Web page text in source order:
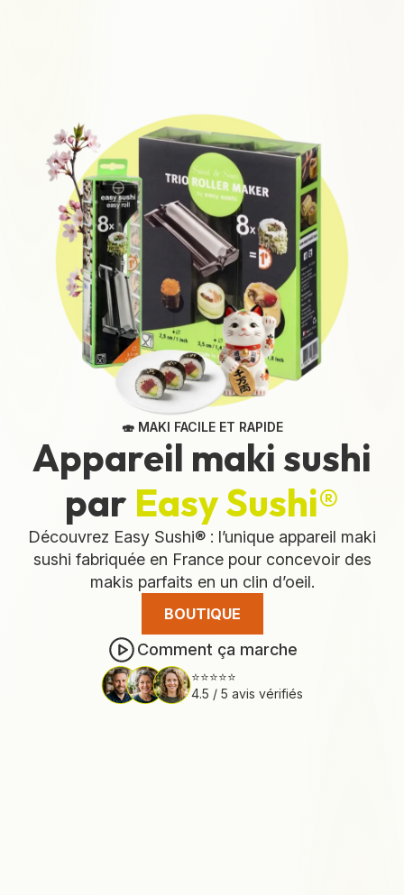
🍣 MAKI FACILE ET RAPIDE
Appareil maki sushi
par Easy Sushi®
Découvrez Easy Sushi® : l’unique appareil maki
sushi fabriquée en France pour concevoir des
makis parfaits en un clin d’oeil.
BOUTIQUE
Comment ça marche
⭐⭐⭐⭐⭐
4.5 / 5 avis vérifiés